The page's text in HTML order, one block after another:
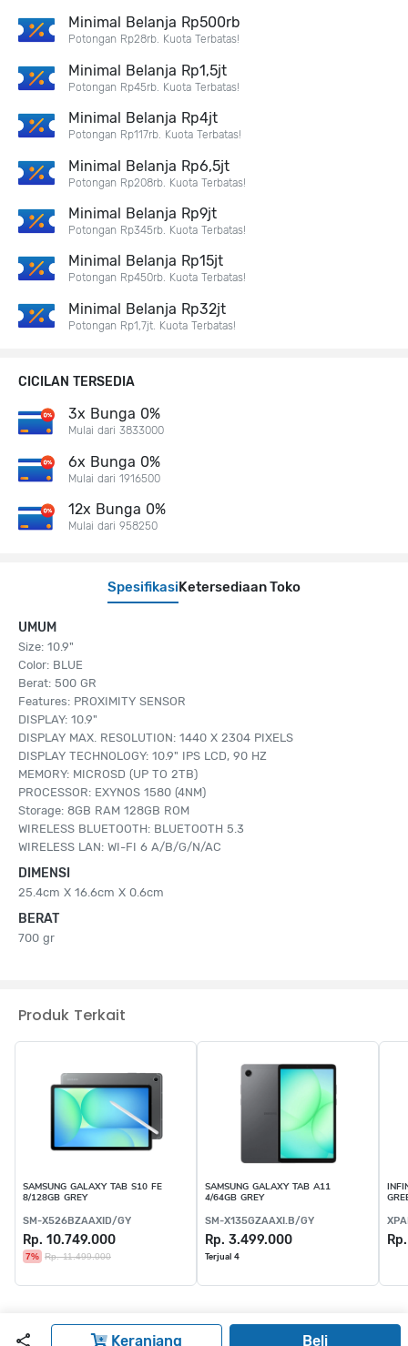
SpesifikasiKetersediaan Toko
UMUM
Size: 10.9"
Color: BLUE
Berat: 500 GR
Features: PROXIMITY SENSOR
DISPLAY: 10.9"
DISPLAY MAX. RESOLUTION: 1440 X 2304 PIXELS
DISPLAY TECHNOLOGY: 10.9" IPS LCD, 90 HZ
MEMORY: MICROSD (UP TO 2TB)
PROCESSOR: EXYNOS 1580 (4NM)
Storage: 8GB RAM 128GB ROM
WIRELESS BLUETOOTH: BLUETOOTH 5.3
WIRELESS LAN: WI-FI 6 A/B/G/N/AC
DIMENSI
25.4cm X 16.6cm X 0.6cm
BERAT
700 gr
Minimal Belanja Rp500rb
Potongan Rp28rb. Kuota Terbatas!
Minimal Belanja Rp1,5jt
Potongan Rp45rb. Kuota Terbatas!
Minimal Belanja Rp4jt
Potongan Rp117rb. Kuota Terbatas!
Minimal Belanja Rp6,5jt
Potongan Rp208rb. Kuota Terbatas!
Minimal Belanja Rp9jt
Potongan Rp345rb. Kuota Terbatas!
Minimal Belanja Rp15jt
Potongan Rp450rb. Kuota Terbatas!
Minimal Belanja Rp32jt
Potongan Rp1,7jt. Kuota Terbatas!
CICILAN TERSEDIA
3x Bunga 0%
Mulai dari 3833000
6x Bunga 0%
Mulai dari 1916500
12x Bunga 0%
Mulai dari 958250
Keranjang Beli
Produk Terkait
SAMSUNG GALAXY TAB S10 FE
8/128GB GREY
SM-X526BZAAXID/GY
Rp. 10.749.000
7% Rp. 11.499.000
SAMSUNG GALAXY TAB A11
4/64GB GREY
SM-X135GZAAXI.B/GY
Rp. 3.499.000
Terjual 4